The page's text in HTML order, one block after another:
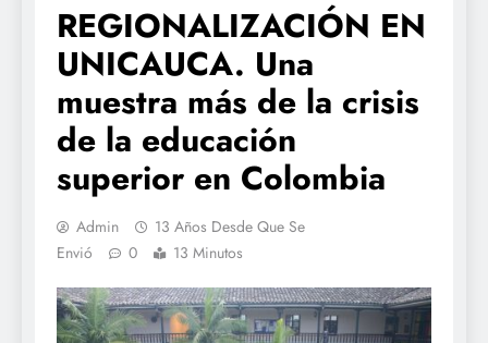
REGIONALIZACIÓN EN
UNICAUCA. Una
muestra más de la crisis
de la educación
superior en Colombia
Admin
13 Años Desde Que Se
Envió
0 13 Minutos